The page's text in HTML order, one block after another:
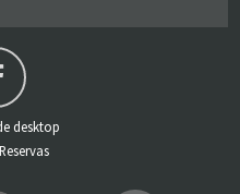
desktop